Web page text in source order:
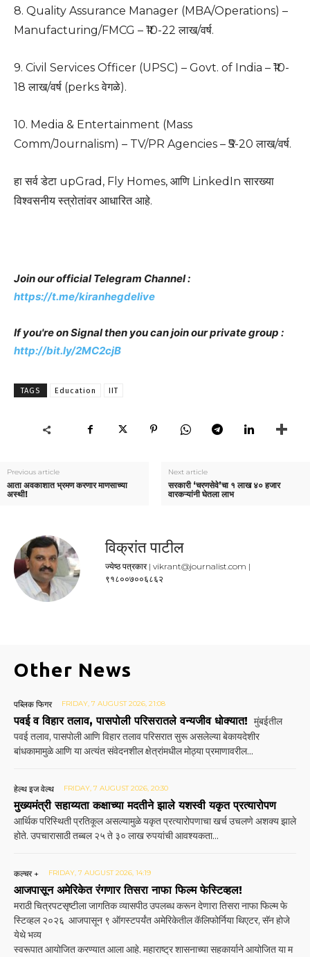
8. Quality Assurance Manager (MBA/Operations) –
Manufacturing/FMCG – ₹10-22 लाख/वर्ष.
9. Civil Services Officer (UPSC) – Govt. of India – ₹10-
18 लाख/वर्ष (perks वेगळे).
10. Media & Entertainment (Mass
Comm/Journalism) – TV/PR Agencies – ₹5-20 लाख/वर्ष.
हा सर्व डेटा upGrad, Fly Homes, आणि LinkedIn सारख्या
विश्वसनीय स्त्रोतांवर आधारित आहे.
Join our official Telegram Channel :
https://t.me/kiranhegdelive
If you're on Signal then you can join our private group :
http://bit.ly/2MC2cjB
TAGS Education IIT
Previous article
आता अवकाशात भ्रमण करणार माणसाच्या
अस्थी!
Next article
सरकारी ‘चरणसेवे’चा १ लाख ४० हजार
वारकऱ्यांनी घेतला लाभ
विक्रांत पाटील
ज्येष्ठ पत्रकार | vikrant@journalist.com |
९१८००७००६८६२
Other News
पब्लिक फिगर FRIDAY, 7 AUGUST 2026, 21:08
पवई व विहार तलाव, पासपोली परिसरातले वन्यजीव धोक्यात! मुंबईतील
पवई तलाव, पासपोली आणि विहार तलाव परिसरात सुरू असलेल्या बेकायदेशीर
बांधकामामुळे आणि या अत्यंत संवेदनशील क्षेत्रांमधील मोठ्या प्रमाणावरील...
हेल्थ इज वेल्थ FRIDAY, 7 AUGUST 2026, 20:30
मुख्यमंत्री सहाय्यता कक्षाच्या मदतीने झाले यशस्वी यकृत प्रत्यारोपण
आर्थिक परिस्थिती प्रतिकूल असल्यामुळे यकृत प्रत्यारोपणाचा खर्च उचलणे अशक्य झाले
होते. उपचारासाठी तब्बल २५ ते ३० लाख रुपयांची आवश्यकता...
कल्चर + FRIDAY, 7 AUGUST 2026, 14:19
आजपासून अमेरिकेत रंगणार तिसरा नाफा फिल्म फेस्टिव्हल!
मराठी चित्रपटसृष्टीला जागतिक व्यासपीठ उपलब्ध करून देणारा तिसरा नाफा फिल्म फे
स्टिव्हल २०२६ आजपासून ९ ऑगस्टपर्यंत अमेरिकेतील कॅलिफोर्निया थिएटर, सॅन होजे
येथे भव्य
स्वरूपात आयोजित करण्यात आला आहे. महाराष्ट्र शासनाच्या सहकार्याने आयोजित या म